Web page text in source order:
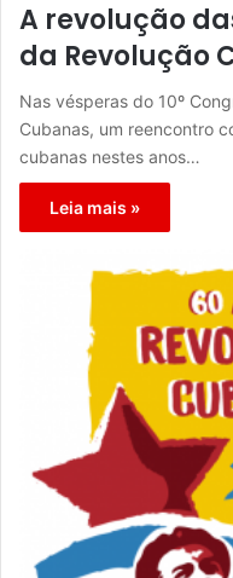
A revolução
da Revolução
Nas vésperas do 10º
Cubanas, um reencontro
cubanas nestes anos…
Leia mais »